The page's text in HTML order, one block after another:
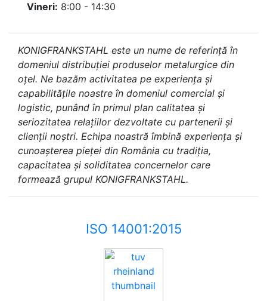
Vineri: 8:00 - 14:30
KONIGFRANKSTAHL este un nume de referință în
domeniul distribuției produselor metalurgice din
oțel. Ne bazăm activitatea pe experiența și
capabilitățile noastre în domeniul comercial și
logistic, punând în primul plan calitatea și
seriozitatea relațiilor dezvoltate cu partenerii și
clienții noștri. Echipa noastră îmbină experiența și
cunoașterea pieței din România cu tradiția,
capacitatea și soliditatea concernelor care
formează grupul KONIGFRANKSTAHL.
ISO 14001:2015